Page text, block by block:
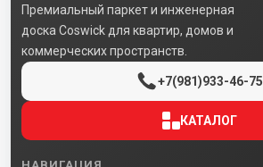
Премиальный паркет и инженерная
доска Coswick для квартир, домов и
коммерческих пространств.
+7(981)933-46-75
КАТАЛОГ